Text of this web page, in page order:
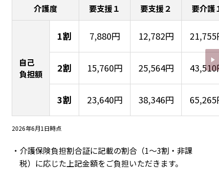
介護度 要支援１ 要支援２ 要介護
自己
負担額
1割 7,880円 12,782円 21,755
2割 15,760円 25,564円 43,510
3割 23,640円 38,346円 65,265
2026年6月1日時点
・介護保険負担割合証に記載の割合（1～3割・非課
税）に応じた上記金額をご負担いただきます。